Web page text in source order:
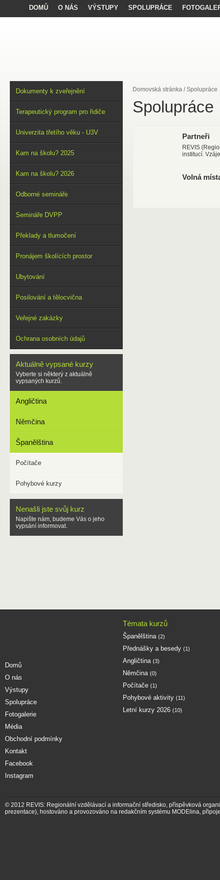
DOMŮ O NÁS VÝSTUPY SPOLUPRÁCE
Dokumenty k zveřejnění
Terapeutický program pro řidiče
Univerzita třetího věku - U3V
Kam na školu? 2025
Kam na školu? 2026
Odborné semináře
Semináře DVPP
Překlady a tlumočení
Pronájem školících prostor
Ubytování
Posilování a tělocvična
Veřejné zakázky
Ochrana osobních údajů
Aktuálně vypsané kurzy
Vyberte si některý z aktuálně
vypsaných kurzů.
Angličtina
Němčina
Španělština
Počítače
Pohybové kurzy
Nenašli jste svůj kurz
Napište nám, budeme Vás o jeho
vypsání informovat.
Domovská stránka /Spolupráce
Spolupráce
Partneři
REVIS
institucí.
Volná
Domů
O nás
Výstupy
Spolupráce
Fotogalerie
Média
Obchodní podmínky
Kontakt
Facebook
Instagram
Témata kurzů
Španělština (2)
Přednášky a besedy (1)
Angličtina (3)
Němčina (0)
Počítače (1)
Pohybové aktivity (11)
Letní kurzy 2026 (10)
© 2012 REVIS: Regionální vzdělávací a informační středisko, příspěvková
prezentace), hostováno a provozováno na redakčním systému MODElina,